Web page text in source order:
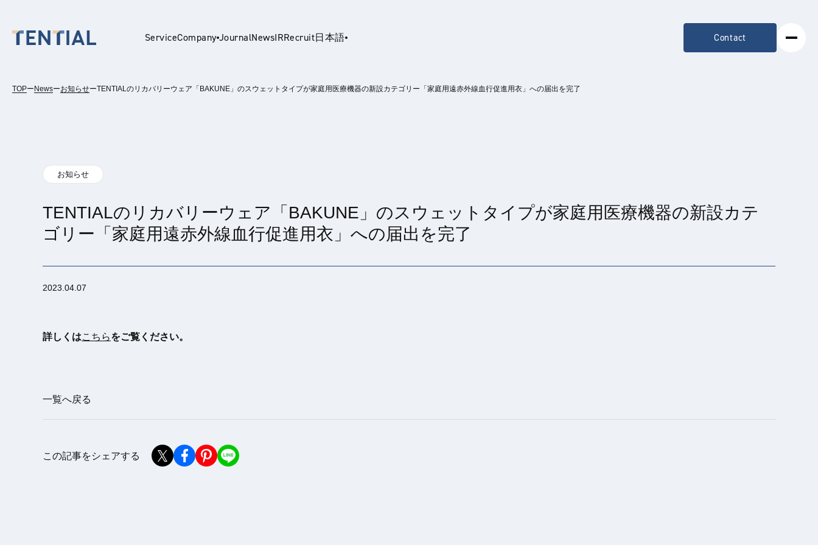
ServiceCompanyJournalNewsIRRecruit日本語
English
Contact
TOPー Newsーお知らせーTENTIALのリカバリーウェア「BAKUNE」のスウェットタイプが家庭用医療機器の新設カテゴリー「家庭用遠赤外線血行促進用衣」への届出を完了
お知らせ
TENTIALのリカバリーウェア「BAKUNE」のスウェットタイプが家庭用医療機器の新設カテ
ゴリー「家庭用遠赤外線血行促進用衣」への届出を完了
2023.04.07
詳しくはこちらをご覧ください。
一覧へ戻る
この記事をシェアする